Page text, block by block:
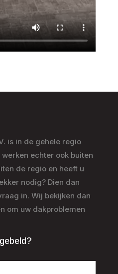
is in de gehele regio
echter ook buiten
de regio en heeft u
nodig? Dien dan
in. Wij bekijken dan
om uw dakproblemen